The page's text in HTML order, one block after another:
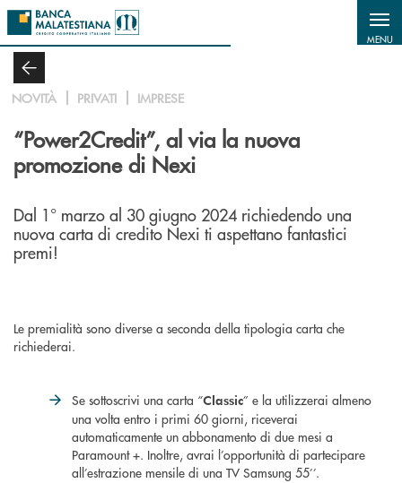
Salta al contenuto principale
MENU
NOVITÀ PRIVATI IMPRESE
“Power2Credit”, al via la nuova
promozione di Nexi
Dal 1° marzo al 30 giugno 2024 richiedendo una
nuova carta di credito Nexi ti aspettano fantastici
premi!
Le premialità sono diverse a seconda della tipologia carta che
richiederai.
Se sottoscrivi una carta “Classic” e la utilizzerai almeno
una volta entro i primi 60 giorni, riceverai
automaticamente un abbonamento di due mesi a
Paramount +. Inoltre, avrai l’opportunità di partecipare
all’estrazione mensile di una TV Samsung 55’’.